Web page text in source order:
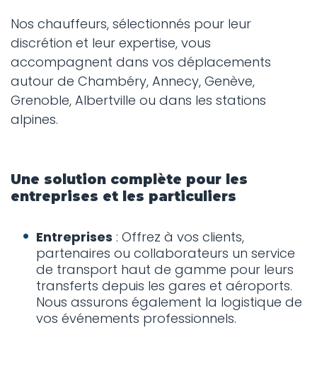
Nos chauffeurs, sélectionnés pour leur
discrétion et leur expertise, vous
accompagnent dans vos déplacements
autour de Chambéry, Annecy, Genève,
Grenoble, Albertville ou dans les stations
alpines.
Une solution complète pour les
entreprises et les particuliers
Entreprises : Offrez à vos clients,
partenaires ou collaborateurs un service
de transport haut de gamme pour leurs
transferts depuis les gares et aéroports.
Nous assurons également la logistique de
vos événements professionnels.